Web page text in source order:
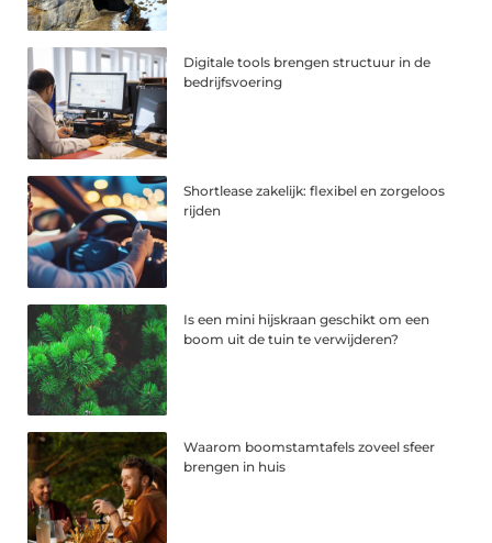
Digitale tools brengen structuur in de
bedrijfsvoering
Shortlease zakelijk: flexibel en zorgeloos
rijden
Is een mini hijskraan geschikt om een
boom uit de tuin te verwijderen?
Waarom boomstamtafels zoveel sfeer
brengen in huis